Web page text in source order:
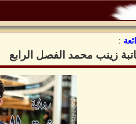
:
زينب محمد الفصل الرابع